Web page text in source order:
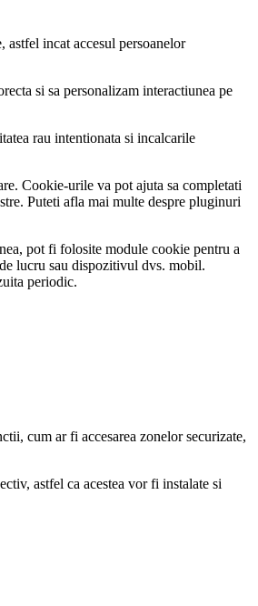
incat accesul persoanelor
si sa personalizam interactiunea pe
rau intentionata si incalcarile
Cookie-urile va pot ajuta sa completati
Puteti afla mai multe despre pluginuri
pot fi folosite module cookie pentru a
lucru sau dispozitivul dvs. mobil.
periodic.
cum ar fi accesarea zonelor securizate,
astfel ca acestea vor fi instalate si